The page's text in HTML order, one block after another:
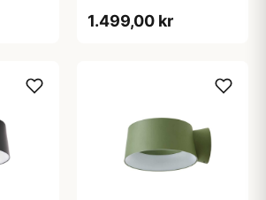
1.499,00 kr